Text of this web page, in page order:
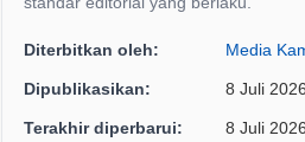
Diterbitkan oleh: Media
Dipublikasikan: 8 Juli
Terakhir diperbarui: 8 Juli